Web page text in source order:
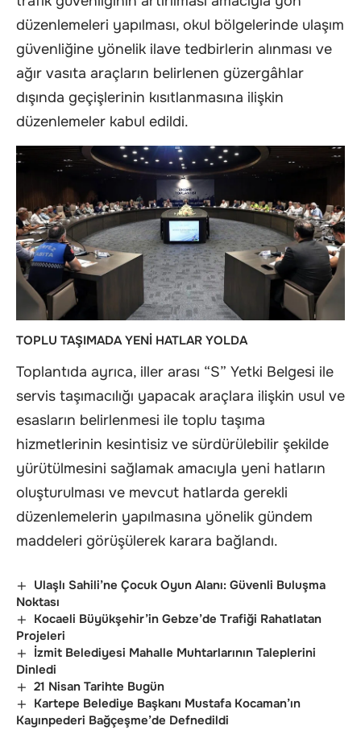
düzenlemeleri yapılması, okul bölgelerinde ulaşım
güvenliğine yönelik ilave tedbirlerin alınması ve
ağır vasıta araçların belirlenen güzergâhlar
dışında geçişlerinin kısıtlanmasına ilişkin
düzenlemeler kabul edildi.
TOPLU TAŞIMADA YENİ HATLAR YOLDA
Toplantıda ayrıca, iller arası “S” Yetki Belgesi ile
servis taşımacılığı yapacak araçlara ilişkin usul ve
esasların belirlenmesi ile toplu taşıma
hizmetlerinin kesintisiz ve sürdürülebilir şekilde
yürütülmesini sağlamak amacıyla yeni hatların
oluşturulması ve mevcut hatlarda gerekli
düzenlemelerin yapılmasına yönelik gündem
maddeleri görüşülerek karara bağlandı.
Ulaşlı Sahili’ne Çocuk Oyun Alanı: Güvenli Buluşma
Noktası
Kocaeli Büyükşehir’in Gebze’de Trafiği Rahatlatan
Projeleri
İzmit Belediyesi Mahalle Muhtarlarının Taleplerini
Dinledi
21 Nisan Tarihte Bugün
Kartepe Belediye Başkanı Mustafa Kocaman’ın
Kayınpederi Bağçeşme’de Defnedildi